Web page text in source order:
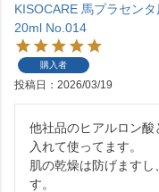
KISOCARE 馬プラセン
20ml No.014
購入者
投稿日 2026/03/19
他社品のヒアルロン酸
入れて使ってます。
肌の乾燥は防げます
す。